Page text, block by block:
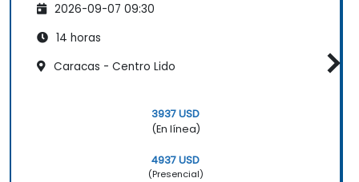
2026-09-07 09:30
14 horas
Caracas - Centro Lido
3937 USD
(En línea)
4937 USD
(Presencial)